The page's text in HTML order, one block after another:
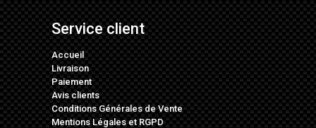
Service client
Accueil
Livraison
Paiement
Avis clients
Conditions Générales de Vente
Mentions LégalesetRGPD